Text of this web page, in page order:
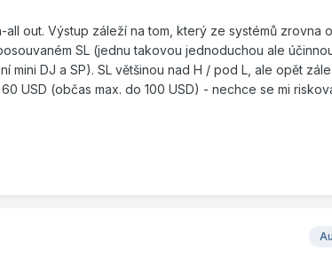
out. Výstup záleží na tom, který ze systémů zrovna
SL (jednu takovou jednoduchou ale
mini DJ a SP). SL většinou nad H / pod L, ale opět
USD (občas max. do 100 USD) - nechce se mi